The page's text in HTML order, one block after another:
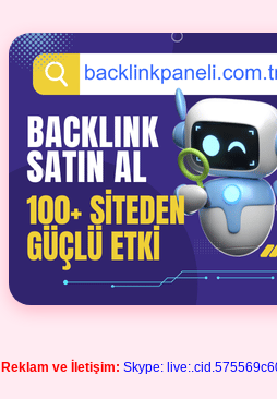
Reklam ve İletişim: Skype: